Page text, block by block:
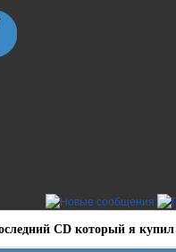
CD который я купил